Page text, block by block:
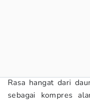
Rasa hangat dari
sebagai kompres